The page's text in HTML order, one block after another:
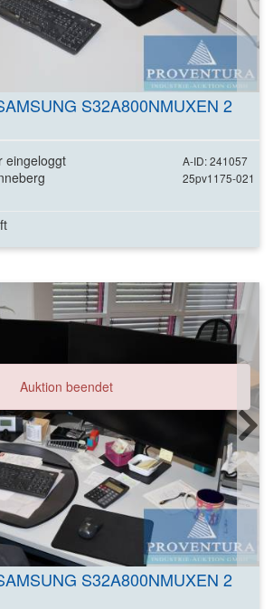
S32A800NMUXEN 2
A-ID: 241057
25pv1175-021
eingeloggt
Auktion beendet
S32A800NMUXEN 2